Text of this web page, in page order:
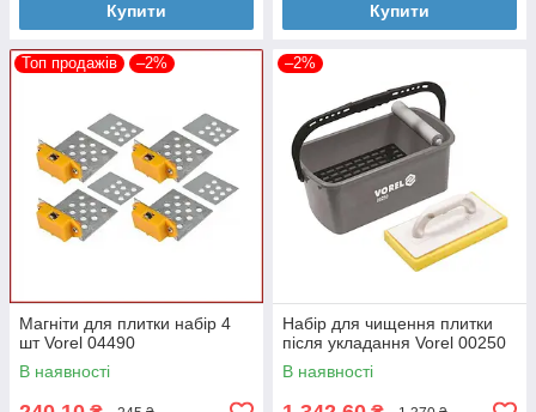
Рівень будівельний
ECOSTRUM Spirit 100см
Має міцні колби,
виготовлені з
поверхню,
виготовлений в Ізраїлі.
Замовити рівень >
Рівень будівельний
ECOSTRUM Spirit 60см
Механічний рівень,
виготовлений з алюмінію,
вироблений компанією
при купівлі – столярний
олівець в порядок.
Замовити рівень >
Купити Купити
Топ продажів –2%
Магніти для плитки набір 4
шт Vorel 04490
В наявності
–2%
Набір для чищення плитки
після укладання Vorel 00250
В наявності